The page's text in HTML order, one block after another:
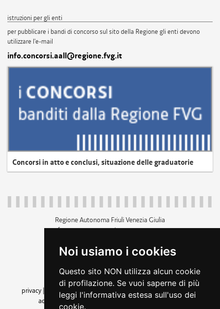
Noi usiamo i cookies
Questo sito NON utilizza alcun cookie
di profilazione. Se vuoi saperne di più
leggi l'informativa estesa sull'uso dei
cookie.
istruzioni per gli enti
per pubblicare i bandi di concorso sul sito della Regione gli enti devono
utilizzare l'e-mail
info.concorsi.aall@regione.fvg.it
Concorsi in atto e conclusi, situazione delle graduatorie
Regione Autonoma Friuli Venezia Giulia
c.f. 80014930327; p.iva 00526040324
+39 040 3771111
amministrazione trasparente
privacy
cookie |note legali accessibilità
dichiarazione di
accessibilità| feedback cambio preferenze cookie